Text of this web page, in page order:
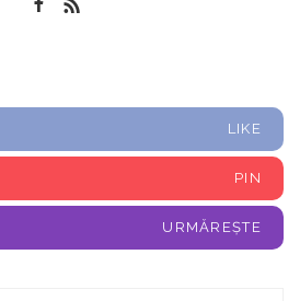
LIKE
PIN
URMĂREȘTE